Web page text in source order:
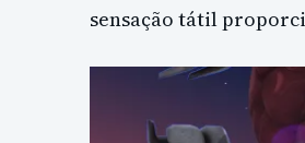
sensação tátil